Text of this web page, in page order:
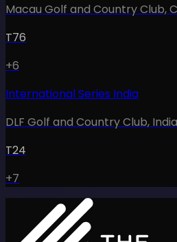
Macau Golf and Country Club,
T76
+6
International Series India
DLF Golf and Country Club, India
T24
+7